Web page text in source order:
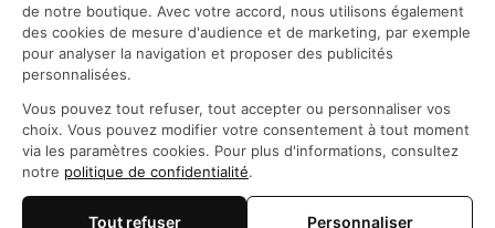
Politique de retour et remboursement
Coordonnées
Questions fréquemment posées
de notre boutique. Avec votre accord, nous utilisons également
des cookies de mesure d'audience et de marketing, par exemple
pour analyser la navigation et proposer des publicités
personnalisées.
Vous pouvez tout refuser, tout accepter ou personnaliser vos
choix. Vous pouvez modifier votre consentement à tout moment
via les paramètres cookies. Pour plus d'informations, consultez
notre politique de confidentialité.
Tout refuser Personnaliser